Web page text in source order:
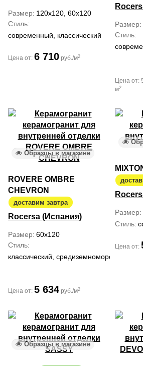
Размер 120x120, 60x120
Стиль
современный, классический
Цена от: 6 710 руб./м2
Размер
Стиль
Цена от:
м2
Образцы в магазине
ROVERE OMBRE
CHEVRON
доставим завтра
Rocersa (Испания)
Размер 60x120
Стиль
классический, средиземноморский, ар
Цена от: 5 634 руб./м2
Размер
Стиль
Цена от:
Образцы в магазине